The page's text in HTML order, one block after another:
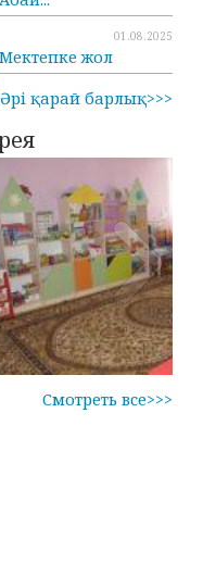
01.08.2025
Мектепке жол
Әрі қарай барлық>>>
Смотреть все>>>